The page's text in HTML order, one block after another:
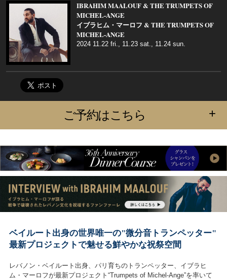
IBRAHIM MAALOUF & THE TRUMPETS OF
MICHEL-ANGE
イブラヒム・マーロフ & THE TRUMPETS OF
MICHEL-ANGE
2024 11.22 fri., 11.23 sat., 11.24 sun.
ご予約はこちら +
ベイルート出身の世界唯一の"微分音トランペッター"
最新プロジェクトで魅せる鮮やかな祝祭空間
レバノン・ベイルート出身、パリ育ちのトランペッター、イブラヒ
ム・マーロフが最新プロジェクト“Trumpets of Michel-Ange”を率いて